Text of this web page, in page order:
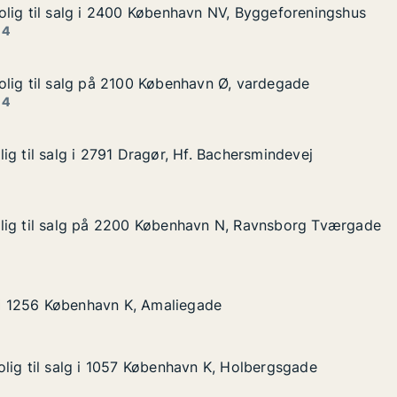
NV, Byggeforeningshus
2400 København NV, Byggeforeningshus
til salg i 2400 København NV, Byggeforeningshus
til salg i 2400 København NV, Byggeforeningshus
Ø, vardegade
2100 København Ø, vardegade
til salg på 2100 København Ø, vardegade
til salg på 2100 København Ø, vardegade
Dragør, Hf. Bachersmindevej
til salg i 2791 Dragør, Hf. Bachersmindevej
til salg i 2791 Dragør, Hf. Bachersmindevej
N, Ravnsborg Tværgade
2200 København N, Ravnsborg Tværgade
til salg på 2200 København N, Ravnsborg Tværgade
til salg på 2200 København N, Ravnsborg Tværgade
K, Amaliegade
København K, Amaliegade
København K, Amaliegade
Holbergsgade
1057 København K, Holbergsgade
til salg i 1057 København K, Holbergsgade
til salg i 1057 København K, Holbergsgade